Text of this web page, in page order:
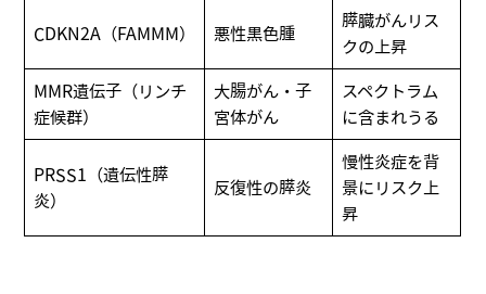
CDKN2A（FAMMM） 悪性黒色腫
膵臓がんリス
クの上昇
MMR遺伝子（リンチ
症候群）
大腸がん・子
宮体がん
スペクトラム
に含まれうる
PRSS1（遺伝性膵
炎）
反復性の膵炎
慢性炎症を背
景にリスク上
昇